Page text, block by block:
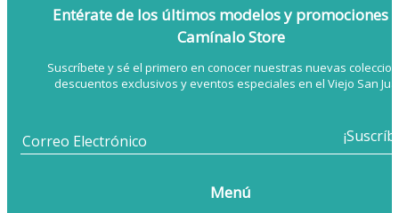
Entérate de los últimos modelosy promociones
Camínalo Store
Suscríbete y sé el primero en conocer nuestras nuevas
descuentos exclusivos y eventos especiales en el Viejo San
Menú